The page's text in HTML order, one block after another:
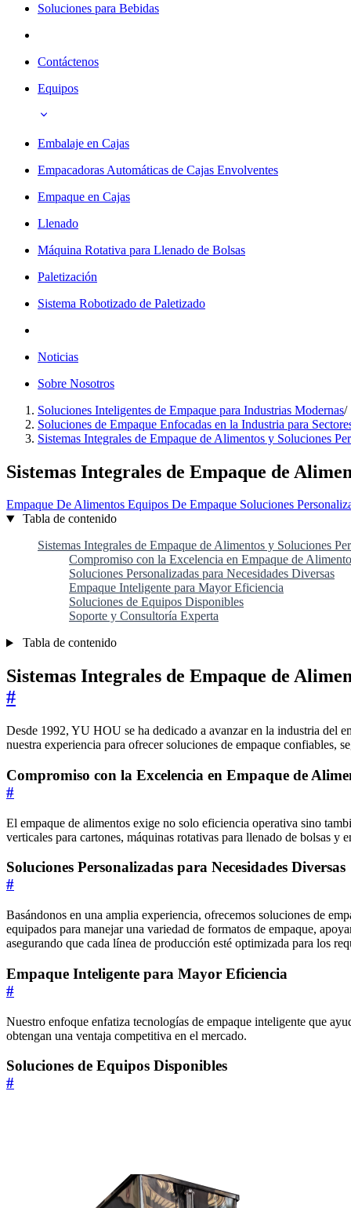
Soluciones para Bebidas
Contáctenos
Equipos
Embalaje en Cajas
Empacadoras Automáticas de Cajas Envolventes
Empaque en Cajas
Llenado
Máquina Rotativa para Llenado de Bolsas
Paletización
Sistema Robotizado de Paletizado
Noticias
Sobre Nosotros
Soluciones Inteligentes de Empaque para Industrias Modernas/
Soluciones de Empaque Enfocadas en la Industria para
Sistemas Integrales de Empaque de Alimentos y Soluciones
Sistemas Integrales de Empaque de
Empaque De Alimentos Equipos De Empaque Soluciones
Tabla de contenido
Sistemas Integrales de Empaque de Alimentos y Soluciones
Compromiso con la Excelencia en Empaque de
Soluciones Personalizadas para Necesidades Diversas
Empaque Inteligente para Mayor Eficiencia
Soluciones de Equipos Disponibles
Soporte y Consultoría Experta
Tabla de contenido
Sistemas Integrales de Empaque de
#
Desde 1992, YU HOU se ha dedicado a avanzar en la industria del
nuestra experiencia para ofrecer soluciones de empaque confiables,
Compromiso con la Excelencia en Empaque de
#
El empaque de alimentos exige no solo eficiencia operativa sino
verticales para cartones, máquinas rotativas para llenado de bolsas y
Soluciones Personalizadas para Necesidades Diversas
#
Basándonos en una amplia experiencia, ofrecemos soluciones de
equipados para manejar una variedad de formatos de empaque,
asegurando que cada línea de producción esté optimizada para los
Empaque Inteligente para Mayor Eficiencia
#
Nuestro enfoque enfatiza tecnologías de empaque inteligente que
obtengan una ventaja competitiva en el mercado.
Soluciones de Equipos Disponibles
#